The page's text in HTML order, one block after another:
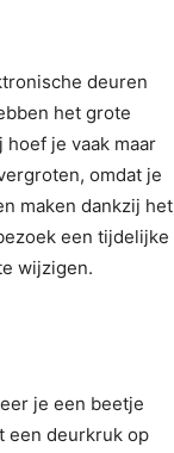
deuren
het grote
je vaak maar
omdat je
maken dankzij het
een tijdelijke
wijzigen.
je een beetje
een deurkruk op